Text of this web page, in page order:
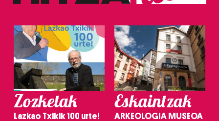
Zozketak
Lazkao Txikik 100 urte!
Eskaintzak
ARKEOLOGIA MUSEOA